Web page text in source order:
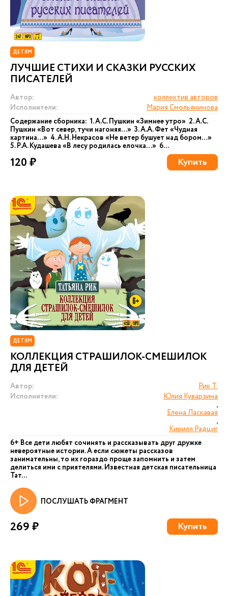
ДЕТЯМ
ЛУЧШИЕ СТИХИ И СКАЗКИ РУССКИХ
ПИСАТЕЛЕЙ
Автор:
коллектив авторов
Исполнители:
Мария Смольянинова
Содержание сборника: 1. А.С. Пушкин «Зимнее утро» 2. А.С.
Пушкин «Вот север, тучи нагоняя…» 3. А.А. Фет «Чудная
картина…» 4. А.Н. Некрасов «Не ветер бушует над бором…»
5. Р.А. Кудашева «В лесу родилась елочка…» 6...
120 ₽ Купить
ДЕТЯМ
КОЛЛЕКЦИЯ СТРАШИЛОК-СМЕШИЛОК
ДЛЯ ДЕТЕЙ
Автор:
Рик Т.
Исполнители:
Юлия Куварзина
,
Елена Ласкавая
,
Кирилл Радциг
6+ Все дети любят сочинять и рассказывать друг дружке
невероятные истории. А если сюжеты рассказов
занимательны, то их гораздо проще запомнить и затем
делиться ими с приятелями. Известная детская писательница
Тат...
ПОСЛУШАТЬ ФРАГМЕНТ
269 ₽ Купить